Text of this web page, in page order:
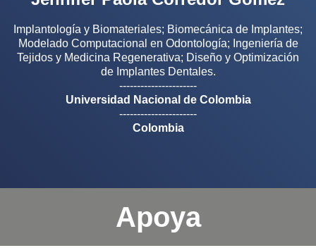
Implantología y Biomateriales; Biomecánica de Implantes;
Modelado Computacional en Odontología; Ingeniería de
Tejidos y Medicina Regenerativa; Diseño y Optimización
de Implantes Dentales.
----------------------
Universidad Nacional de Colombia
----------------------
Colombia
Apoya